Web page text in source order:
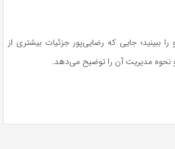
ببینید؛ جایی که رضایی‌پور جزئیات بیشتری از
نحوه مدیریت آن را توضیح می‌دهد.